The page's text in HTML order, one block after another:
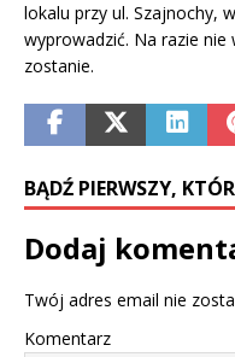
lokalu przy ul. Szajnochy,
wyprowadzić. Na razie nie
zostanie.
BĄDŹ PIERWSZY,
Dodaj
Twój adres email nie
Komentarz